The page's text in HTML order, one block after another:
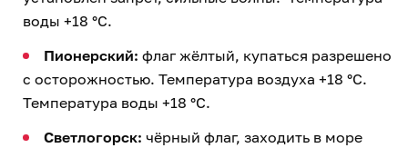
воды +18 °C.
Пионерский: флаг жёлтый, купаться разрешено
с осторожностью. Температура воздуха +18 °C.
Температура воды +18 °C.
Светлогорск: чёрный флаг, заходить в море